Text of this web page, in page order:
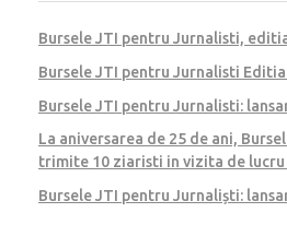
Bursele JTI pentru Jurnalisti,
Bursele JTI pentru Jurnalisti
Bursele JTI pentru Jurnalisti:
La aniversarea de 25 de ani,
trimite 10 ziaristi in vizita de lucru
Bursele JTI pentru Jurnaliști: